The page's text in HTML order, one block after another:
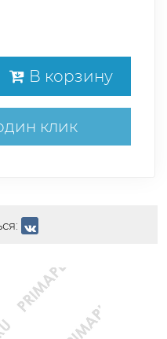
В корзину
клик